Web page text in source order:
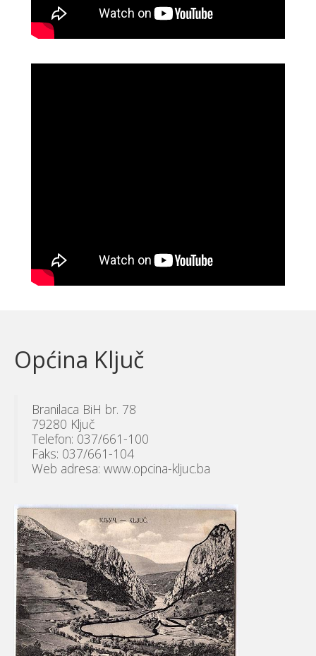
Općina Ključ
Branilaca BiH br. 78
79280 Ključ
Telefon: 037/661-100
Faks: 037/661-104
Web adresa: www.opcina-kljuc.ba